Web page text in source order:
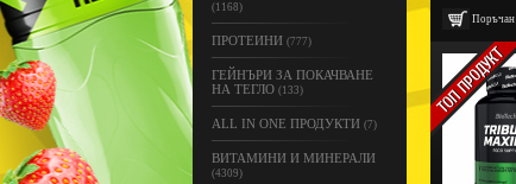
(1168)
ПРОТЕИНИ (777)
ГЕЙНЪРИ ЗА ПОКАЧВАНЕ
НА ТЕГЛО (133)
ALL IN ONE ПРОДУКТИ (7)
ВИТАМИНИ И МИНЕРАЛИ
(4309)
Поръчан